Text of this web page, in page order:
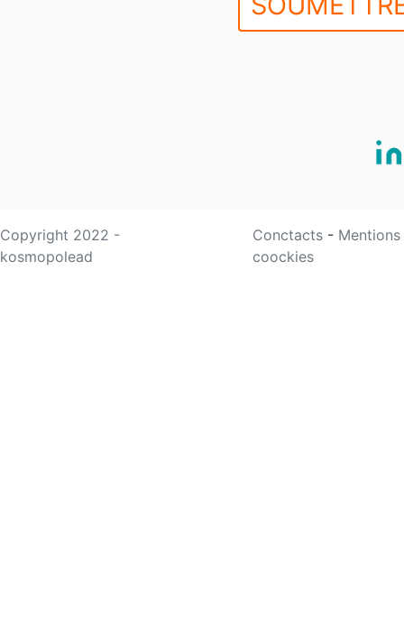
Copyright 2022 -
kosmopolead
Conctacts -
coockies